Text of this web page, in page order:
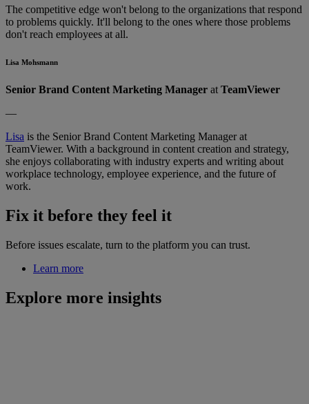
The competitive edge won't belong to the organizations that respond
to problems quickly. It'll belong to the ones where those problems
don't reach employees at all.
Lisa Mohsmann
Senior Brand Content Marketing Manager at TeamViewer
—
Lisa is the Senior Brand Content Marketing Manager at
TeamViewer. With a background in content creation and strategy,
she enjoys collaborating with industry experts and writing about
workplace technology, employee experience, and the future of
work.
Fix it before they feel it
Before issues escalate, turn to the platform you can trust.
Learn more
Explore more insights